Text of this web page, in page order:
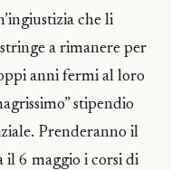
che li
a rimanere per
anni fermi al loro
stipendio
Prenderanno il
il 6 maggio i corsi di